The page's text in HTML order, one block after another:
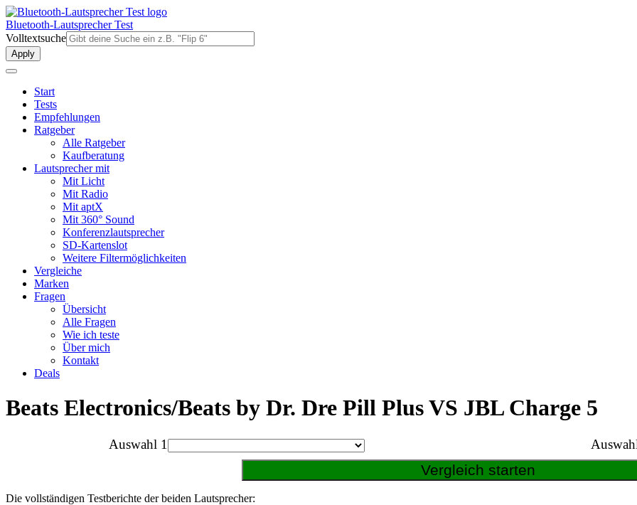
Direkt
zum
Inhalt
Bluetooth-Lautsprecher Test
Volltextsuche
Start
Tests
Empfehlungen
Ratgeber
Alle Ratgeber
Kaufberatung
Lautsprecher mit
Mit Licht
Mit Radio
Mit aptX
Mit 360° Sound
Konferenzlautsprecher
SD-Kartenslot
Weitere Filtermöglichkeiten
Vergleiche
Marken
Fragen
Übersicht
Alle Fragen
Wie ich teste
Über mich
Kontakt
Deals
Beats Electronics/Beats by Dr. Dre Pill Plus VS JBL Charge 5
Auswahl 1
Die vollständigen Testberichte der beiden Lautsprecher: